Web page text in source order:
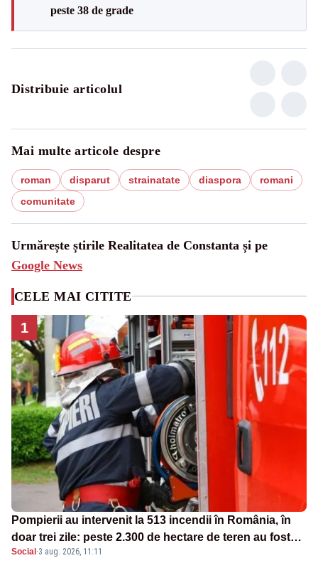
peste 38 de grade
Distribuie articolul
Mai multe articole despre
roman disparut strainatate diaspora
romani
comunitate
Urmărește știrile Realitatea de Constanta și pe
Google News
CELE MAI CITITE
1
Pompierii au intervenit la 513 incendii în România, în
doar trei zile: peste 2.300 de hectare de teren au fost
afectate
Social ·3 aug. 2026, 11:11